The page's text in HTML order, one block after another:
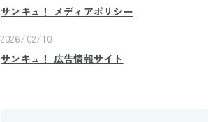
サンキュ！ メディアポリシー
2026/02/10
サンキュ！ 広告情報サイト